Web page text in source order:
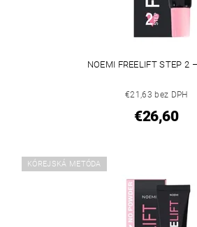
NOEMI FREELIFT STEP 2
€21,63 bez DPH
€26,60
KÓREJSKÁ METÓDA